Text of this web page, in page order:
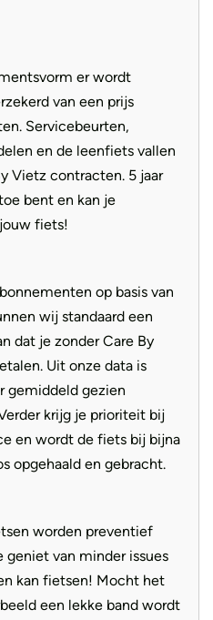
gebruik van een
. Dit
Het brede
dat je altijd de juiste
vlakke stadsomgevingen als
overbrenging is
biedt een vertrouwde en
met een krachtige
250Wh extra bij te
accu is netjes in het frame
worden verwijderd of
fiets. Dankzij het grote
hart lange ritten maken, zelfs
SF10 Gel
er wordt
van een prijs
Servicebeurten,
en de leenfiets vallen
Vietz contracten. 5 jaar
bent en kan je
fiets!
op basis van
wij standaard een
dat je zonder Care By
Uit onze data is
gemiddeld gezien
krijg je prioriteit bij
en wordt de fiets bij bijna
opgehaald en gebracht.
worden preventief
geniet van minder issues
kan fietsen! Mocht het
een lekke band wordt